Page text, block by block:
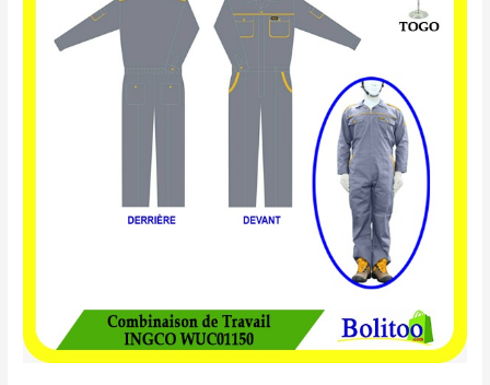
Travail
INGCO